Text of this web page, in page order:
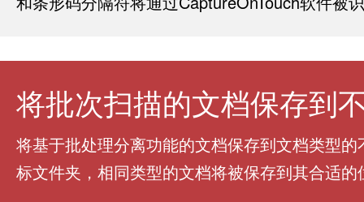
将批次扫描的文档保存到
将基于批处理分离功能的文档保存到文档类型
标文件夹，相同类型的文档将被保存到其合适的